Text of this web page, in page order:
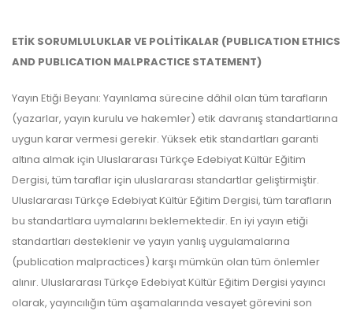
ETİK SORUMLULUKLAR VE POLİTİKALAR (PUBLICATION ETHICS
AND PUBLICATION MALPRACTICE STATEMENT)
Yayın Etiği Beyanı: Yayınlama sürecine dâhil olan tüm tarafların
(yazarlar, yayın kurulu ve hakemler) etik davranış standartlarına
uygun karar vermesi gerekir. Yüksek etik standartları garanti
altına almak için Uluslararası Türkçe Edebiyat Kültür Eğitim
Dergisi, tüm taraflar için uluslararası standartlar geliştirmiştir.
Uluslararası Türkçe Edebiyat Kültür Eğitim Dergisi, tüm tarafların
bu standartlara uymalarını beklemektedir. En iyi yayın etiği
standartları desteklenir ve yayın yanlış uygulamalarına
(publication malpractices) karşı mümkün olan tüm önlemler
alınır. Uluslararası Türkçe Edebiyat Kültür Eğitim Dergisi yayıncı
olarak, yayıncılığın tüm aşamalarında vesayet görevini son